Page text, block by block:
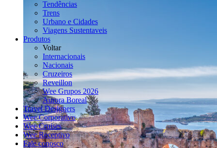
Tendências
Trens
Urbano e Cidades
Viagens Sustentaveis
Produtos
Voltar
Internacionais
Nacionais
Cruzeiros
Reveillon
Wee Grupos 2026
Aurora Boreal
Travel Designers
Wee Corporativo
Wee Cruises
Wee Receptivo
Fale conosco